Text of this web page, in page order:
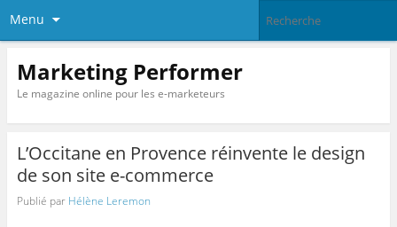
Menu
Marketing Performer
Le magazine online pour les e-marketeurs
L’Occitane en Provence réinvente le design
de son site e-commerce
Publié par Hélène Leremon